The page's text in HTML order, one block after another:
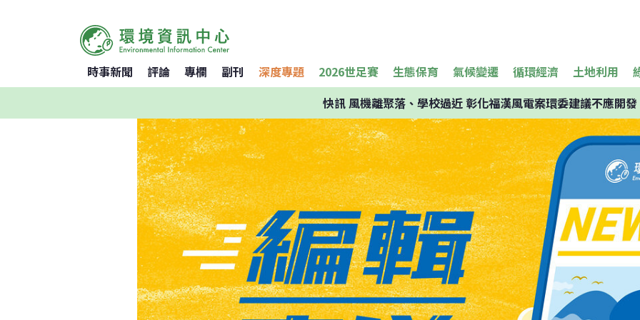
時事新聞 評論 專欄 副刊 深度專題 2026世足賽 生態保育 氣候變遷 循環經濟 土地利用
快訊風機離聚落、學校過近 彰化福漢風電案環委建議不應開發